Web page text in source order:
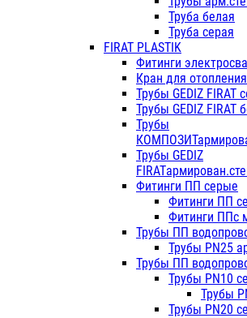
Труба белая
Труба серая
FIRAT PLASTIK
Фитинги
Кран для
Трубы GEDIZ FIRAT
Трубы GEDIZ FIRAT
Трубы
Трубы GEDIZ
Фитинги ПП серые
Фитинги ПП
Фитинги ППс
Трубы ПП
Трубы PN25
Трубы ПП
Трубы PN10
Трубы
Трубы PN20